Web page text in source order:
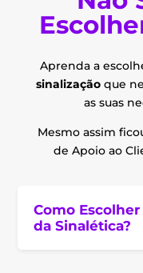
Aprenda a
sinalização que
as suas
Mesmo assim
de Apoio ao
Como
da Sinalética?